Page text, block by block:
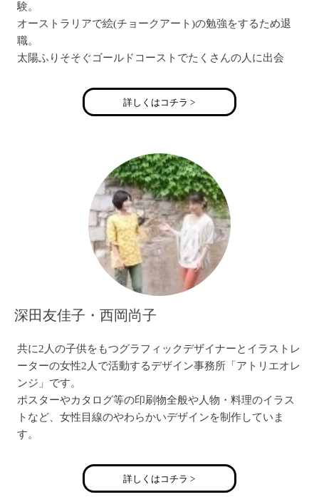
験。
オーストラリアで絵(チョークアート)の勉強をするため退
職。
太陽ふりそそぐゴールドコーストでたくさんの人に出会
帰国後、ふとテレビで見た似顔絵の世界大会優勝者に興味
blog http://kamonohashi.seesaa.net/
E-mail platypuschalkart@gmail.com
詳しくはコチラ >
深田友佳子・西岡尚子
共に2人の子供をもつグラフィックデザイナーとイラストレ
ーターの女性2人で活動するデザイン事務所「アトリエオレ
ンジ」です。
ポスターやカタログ等の印刷物全般や人物・料理のイラス
トなど、女性目線のやわらかいデザインを制作していま
す。
2012年よりオリジナル雑貨『オレンジのまち』の作品を発
詳しくはコチラ >